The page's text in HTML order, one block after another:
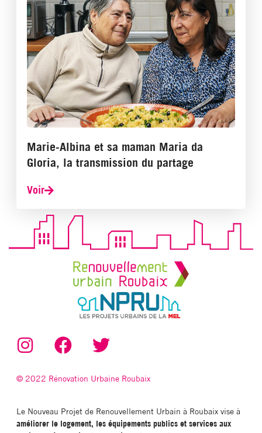
Marie-Albina et sa maman Maria da
Gloria, la transmission du partage
Voir
© 2022 Rénovation Urbaine Roubaix
Le Nouveau Projet de Renouvellement Urbain à Roubaix vise à
améliorer le logement, les équipements publics et services aux